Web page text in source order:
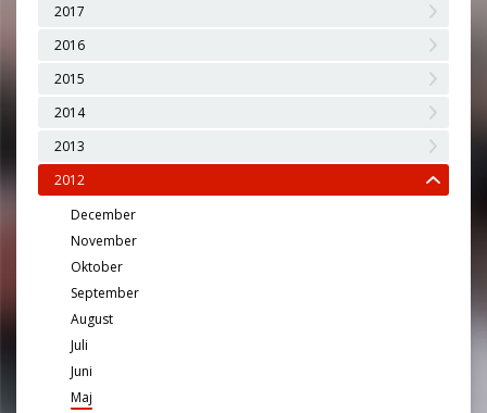
2017
2016
2015
2014
2013
2012
December
November
Oktober
September
August
Juli
Juni
Maj